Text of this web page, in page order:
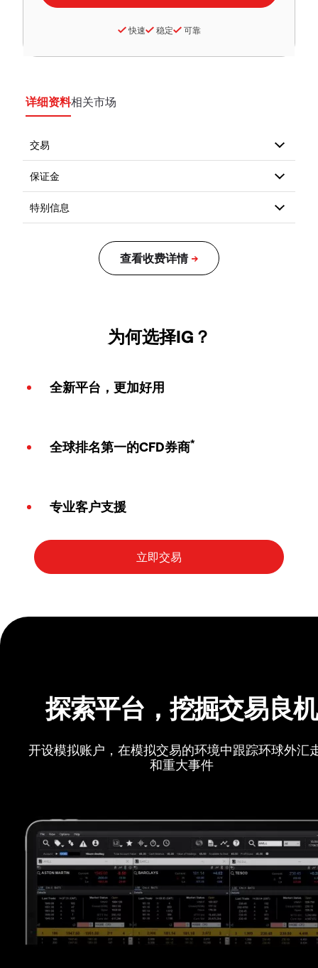
快速 稳定 可靠
详细资料相关市场
为何选择IG？
全新平台，更加好用
全球排名第一的CFD券商*
专业客户支援
探索平台，挖掘交易良机
开设模拟账户，在模拟交易的环境中跟踪环球外汇
和重大事件